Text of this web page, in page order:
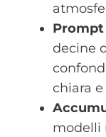
decine
chiara
modelli